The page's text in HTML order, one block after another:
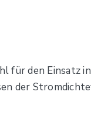
für den Einsatz
der